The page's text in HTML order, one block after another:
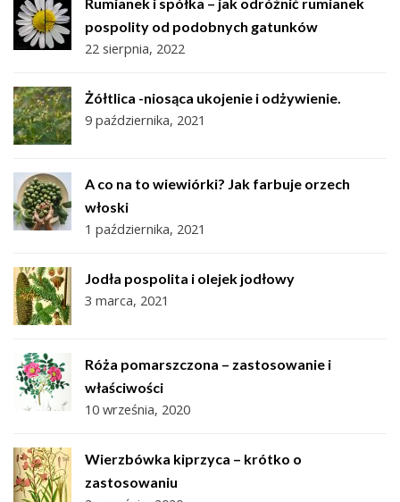
pospolity od podobnych gatunków
22 sierpnia, 2022
Żółtlica -niosąca ukojenie i odżywienie.
9 października, 2021
A co na to wiewiórki? Jak farbuje orzech
włoski
1 października, 2021
Jodła pospolita i olejek jodłowy
3 marca, 2021
Róża pomarszczona – zastosowanie i
właściwości
10 września, 2020
Wierzbówka kiprzyca – krótko o
zastosowaniu